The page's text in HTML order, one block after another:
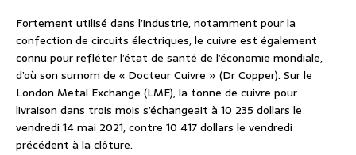
Fortement utilisé dans l’industrie, notamment pour la
confection de circuits électriques, le cuivre est également
connu pour refléter l’état de santé de l’économie mondiale,
d’où son surnom de « Docteur Cuivre » (Dr Copper). Sur le
London Metal Exchange (LME), la tonne de cuivre pour
livraison dans trois mois s’échangeait à 10 235 dollars le
vendredi 14 mai 2021, contre 10 417 dollars le vendredi
précédent à la clôture.